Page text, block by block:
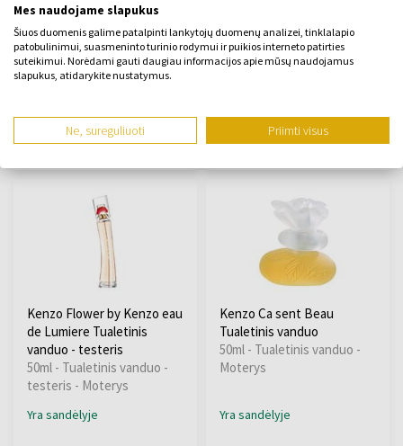
Homme Eau de Toilette
Tualetinis vanduo - testeris
100ml - Tualetinis vanduo -
testeris - Vyrų
35,00 €
50ml - Tualetinis vanduo -
Vyrų
29,00 €
Kenzo Flower by Kenzo eau
de Lumiere Tualetinis
vanduo - testeris
50ml - Tualetinis vanduo -
testeris - Moterys
Yra sandėlyje
Kenzo Ca sent Beau
Tualetinis vanduo
50ml - Tualetinis vanduo -
Moterys
Yra sandėlyje
Mes naudojame slapukus
Šiuos duomenis galime patalpinti lankytojų duomenų analizei, tinklalapio
patobulinimui, suasmeninto turinio rodymui ir puikios interneto patirties
suteikimui. Norėdami gauti daugiau informacijos apie mūsų naudojamus
slapukus, atidarykite nustatymus.
Ne, sureguliuoti Priimti visus